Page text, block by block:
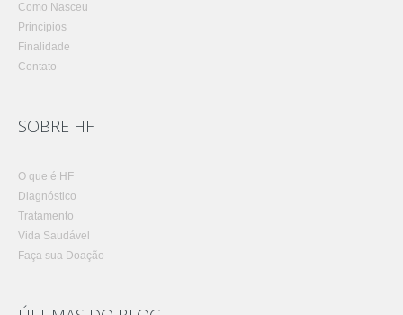
Como Nasceu
Princípios
Finalidade
Contato
SOBRE HF
O que é HF
Diagnóstico
Tratamento
Vida Saudável
Faça sua Doação